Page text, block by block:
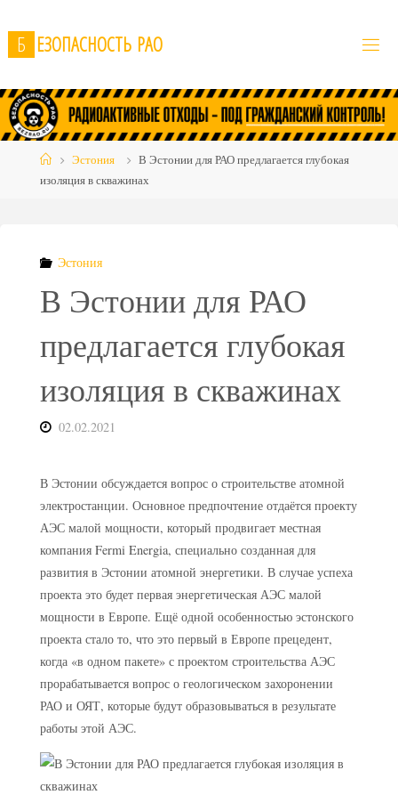
to
content
Б ЕЗОПАСНОСТЬ РАО
HomeЭстония
В Эстонии для РАО предлагается глубокая
изоляция в скважинах
Эстония
В Эстонии для РАО
предлагается глубокая
изоляция в скважинах
02.02.2021
В Эстонии обсуждается вопрос о строительстве атомной
электростанции. Основное предпочтение отдаётся проекту
АЭС малой мощности, который продвигает местная
компания Fermi Energia, специально созданная для
развития в Эстонии атомной энергетики. В случае успеха
проекта это будет первая энергетическая АЭС малой
мощности в Европе. Ещё одной особенностью эстонского
проекта стало то, что это первый в Европе прецедент,
когда «в одном пакете» с проектом строительства АЭС
прорабатывается вопрос о геологическом захоронении
РАО и ОЯТ, которые будут образовываться в результате
работы этой АЭС.